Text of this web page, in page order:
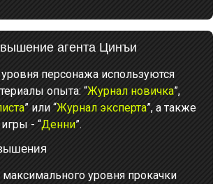
агента Цинъи
персонажа используются
опыта: “Журнал новичка”,
” или “Журнал эксперта”, а также
- “Денни”.
уровня прокачки